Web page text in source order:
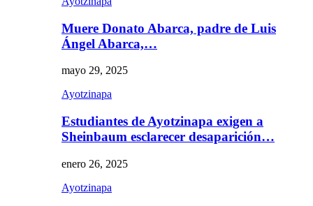
Muere Donato Abarca, padre de Luis
Ángel Abarca,…
mayo 29, 2025
Ayotzinapa
Estudiantes de Ayotzinapa exigen a
Sheinbaum esclarecer desaparición…
enero 26, 2025
Ayotzinapa